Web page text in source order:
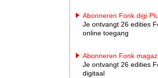
Abonneren Fonk digi
Je ontvangt 26 edities
online toegang
Abonneren Fonk
Je ontvangt 26 edities
digitaal